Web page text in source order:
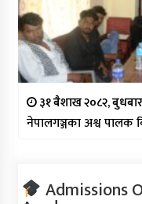
३१ बैशाख २०८२,
नेपालगञ्जका अश्व पालक
Admissions